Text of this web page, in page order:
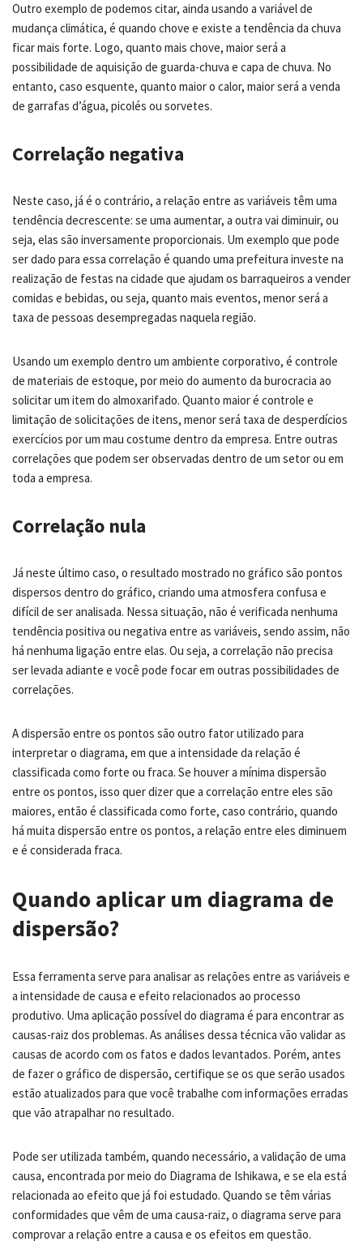
Outro exemplo de podemos citar, ainda usando a variável de
mudança climática, é quando chove e existe a tendência da chuva
ficar mais forte. Logo, quanto mais chove, maior será a
possibilidade de aquisição de guarda-chuva e capa de chuva. No
entanto, caso esquente, quanto maior o calor, maior será a venda
de garrafas d’água, picolés ou sorvetes.
Correlação negativa
Neste caso, já é o contrário, a relação entre as variáveis têm uma
tendência decrescente: se uma aumentar, a outra vai diminuir, ou
seja, elas são inversamente proporcionais. Um exemplo que pode
ser dado para essa correlação é quando uma prefeitura investe na
realização de festas na cidade que ajudam os barraqueiros a vender
comidas e bebidas, ou seja, quanto mais eventos, menor será a
taxa de pessoas desempregadas naquela região.
Usando um exemplo dentro um ambiente corporativo, é controle
de materiais de estoque, por meio do aumento da burocracia ao
solicitar um item do almoxarifado. Quanto maior é controle e
limitação de solicitações de itens, menor será taxa de desperdícios
exercícios por um mau costume dentro da empresa. Entre outras
correlações que podem ser observadas dentro de um setor ou em
toda a empresa.
Correlação nula
Já neste último caso, o resultado mostrado no gráfico são pontos
dispersos dentro do gráfico, criando uma atmosfera confusa e
difícil de ser analisada. Nessa situação, não é verificada nenhuma
tendência positiva ou negativa entre as variáveis, sendo assim, não
há nenhuma ligação entre elas. Ou seja, a correlação não precisa
ser levada adiante e você pode focar em outras possibilidades de
correlações.
A dispersão entre os pontos são outro fator utilizado para
interpretar o diagrama, em que a intensidade da relação é
classificada como forte ou fraca. Se houver a mínima dispersão
entre os pontos, isso quer dizer que a correlação entre eles são
maiores, então é classificada como forte, caso contrário, quando
há muita dispersão entre os pontos, a relação entre eles diminuem
e é considerada fraca.
Quando aplicar um diagrama de
dispersão?
Essa ferramenta serve para analisar as relações entre as variáveis e
a intensidade de causa e efeito relacionados ao processo
produtivo. Uma aplicação possível do diagrama é para encontrar as
causas-raiz dos problemas. As análises dessa técnica vão validar as
causas de acordo com os fatos e dados levantados. Porém, antes
de fazer o gráfico de dispersão, certifique se os que serão usados
estão atualizados para que você trabalhe com informações erradas
que vão atrapalhar no resultado.
Pode ser utilizada também, quando necessário, a validação de uma
causa, encontrada por meio do Diagrama de Ishikawa, e se ela está
relacionada ao efeito que já foi estudado. Quando se têm várias
conformidades que vêm de uma causa-raiz, o diagrama serve para
comprovar a relação entre a causa e os efeitos em questão.